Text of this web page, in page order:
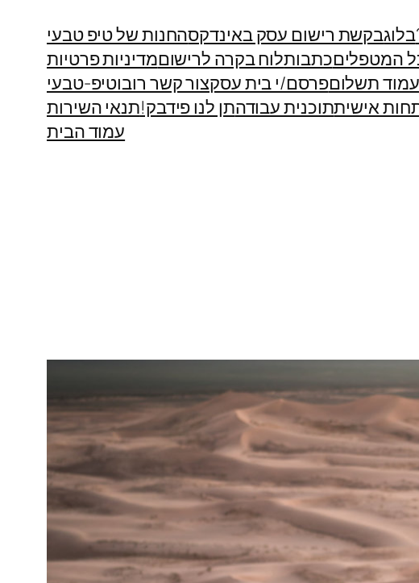
בלוגבקשת רישום עסק באינדקסהחנות של טיפ טבעי
המטפליםכתבותלוח בקרה לרישוםמדיניות פרטיות
עמוד תשלוםפרסם/י בית עסקצור קשר רובוטיפ-טבעי
אישיתתוכנית עבודהתן לנו פידבק!תנאי השירות
עמוד הבית